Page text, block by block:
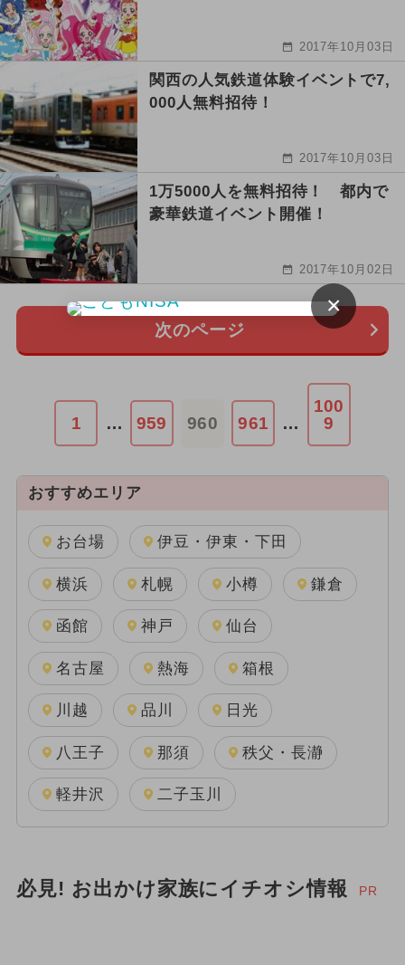
2017年10月03日
関西の人気鉄道体験イベントで7,
000人無料招待！
2017年10月03日
1万5000人を無料招待！ 都内で
豪華鉄道イベント開催！
2017年10月02日
次のページ
1 … 959 960 961 …
100
9
おすすめエリア
お台場 伊豆・伊東・下田
横浜 札幌 小樽 鎌倉
函館 神戸 仙台
名古屋 熱海 箱根
川越 品川 日光
八王子 那須 秩父・長瀞
軽井沢 二子玉川
必見! お出かけ家族にイチオシ情報 PR
×